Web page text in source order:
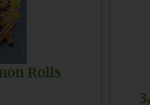
Rolls